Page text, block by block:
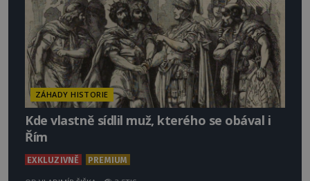
ZÁHADY HISTORIE
Kde vlastně sídlil muž, kterého se obával i
Řím
EXKLUZIVNĚ PREMIUM